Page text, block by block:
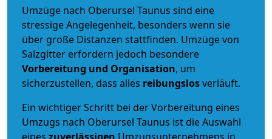
Umzüge nach Oberursel Taunus sind eine
stressige Angelegenheit, besonders wenn sie
über große Distanzen stattfinden. Umzüge von
Salzgitter erfordern jedoch besondere
Vorbereitung und Organisation, um
sicherzustellen, dass alles reibungslosverläuft.
Ein wichtiger Schritt bei der Vorbereitung eines
Umzugs nach Oberursel Taunus ist die Auswahl